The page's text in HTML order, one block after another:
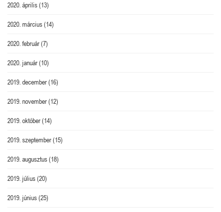
2020. április(13)
2020. március(14)
2020. február(7)
2020. január(10)
2019. december(16)
2019. november(12)
2019. október(14)
2019. szeptember(15)
2019. augusztus(18)
2019. július(20)
2019. június(25)